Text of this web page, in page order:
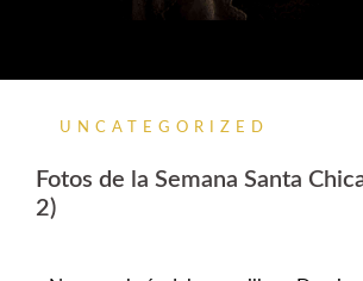
UNCATEGORIZED
Fotos de la Semana Santa
2)